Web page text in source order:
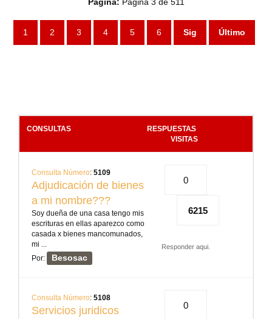
1 2 3 4 5 6 Sig Último
CONSULTAS
RESPUESTAS
VISITAS
.
Consulta Número: 5109
Adjudicación de bienes
a mi nombre???
Soy dueña de una casa tengo mis
escrituras en ellas aparezco como
casada x bienes mancomunados,
mi ...
Por:
Besosac
0
6215
Responder aqui.
Consulta Número: 5108
Servicios juridicos
0